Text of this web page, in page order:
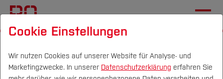
Team
Sylvia
Cookie Einstellungen
Wir nutzen Cookies auf unserer Website für Analyse- und
Marketingzwecke. In unserer Datenschutzerklärung erfahren Sie